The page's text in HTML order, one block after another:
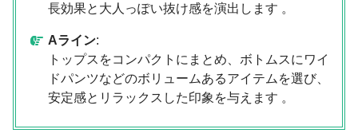
長効果と大人っぽい抜け感を演出します 。
Aライン:
トップスをコンパクトにまとめ、ボトムスにワイ
ドパンツなどのボリュームあるアイテムを選び、
安定感とリラックスした印象を与えます 。